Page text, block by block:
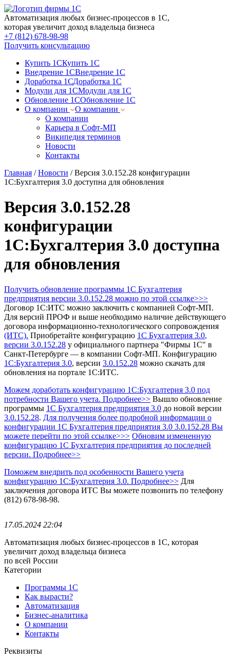
Автоматизация любых бизнес-процессов в 1С,
которая увеличит доход владельца бизнеса
+7 (812) 678-98-98
Получить консультацию
Купить 1СКупить 1С
Внедрение 1СВнедрение 1С
Доработка 1СДоработка 1С
Модули для 1СМодули для 1С
Обновление 1СОбновление 1С
О компании
О компании
О компании
Карьера в Софт-МП
Википедия терминов
Новости
Контакты
Главная /Новости /Версия 3.0.152.28 конфигурации
1С:Бухгалтерия 3.0 доступна для обновления
Версия 3.0.152.28
конфигурации
1С:Бухгалтерия 3.0 доступна
для обновления
Получить обновление программы 1С Бухгалтерия
предприятия версии 3.0.152.28 можно по этой ссылке>>>
Договор 1С:ИТС можно заключить с компанией Софт-МП.
Для версий ПРОФ и выше необходимо наличие действующего
договора информационно-технологического сопровождения
(ИТС). Приобретайте конфигурацию 1С Бухгалтерия 3.0,
версии 3.0.152.28 у официального партнера "Фирмы 1С" в
Санкт-Петербурге — в компании Софт-МП. Конфигурацию
1С:Бухгалтерия 3.0, версии 3.0.152.28 можно скачать для
обновления на портале 1С:ИТС.
Можем доработать конфигурацию 1С:Бухгалтерия 3.0 под
потребности Вашего учета. Подробнее>> Вышло обновление
программы 1С Бухгалтерия предприятия 3.0 до новой версии
3.0.152.28. Для получения более подробной информации о
конфигурации 1С Бухгалтерия предприятия 3.0 3.0.152.28 Вы
можете перейти по этой ссылке>>> Обновим измененную
конфигурацию 1С Бухгалтерия предприятия до последней
версии. Подробнее>>
Поможем внедрить под особенности Вашего учета
конфигурацию 1С:Бухгалтерия 3.0. Подробнее>> Для
заключения договора ИТС Вы можете позвонить по телефону
(812) 678-98-98.
17.05.2024 22:04
Автоматизация любых бизнес-процессов в 1С, которая
увеличит доход владельца бизнеса
по всей России
Категории
Программы 1С
Как вырасти?
Автоматизация
Бизнес-аналитика
О компании
Контакты
Реквизиты